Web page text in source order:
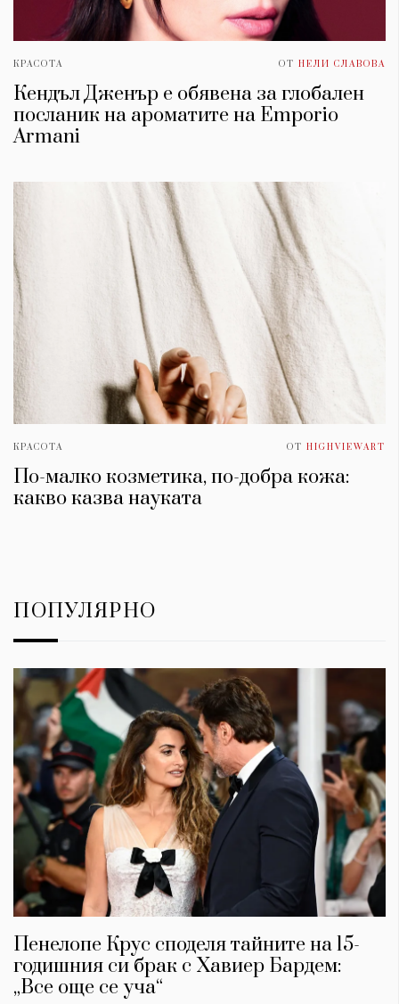
КРАСОТА ОТ НЕЛИ СЛАВОВА
Кендъл Дженър е обявена за глобален
посланик на ароматите на Emporio
Armani
КРАСОТА ОТ HIGHVIEWART
По-малко козметика, по-добра кожа:
какво казва науката
ПОПУЛЯРНО
Пенелопе Крус споделя тайните на 15-
годишния си брак с Хавиер Бардем:
„Все още се уча“